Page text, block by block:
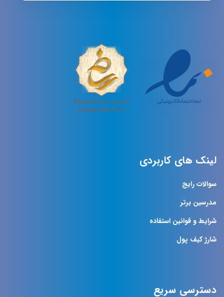
لینک های کاربردی
سوالات رایج
مدرسین برتر
شرایط و قوانین استفاده
شارژ کیف پول
دسترسی سریع